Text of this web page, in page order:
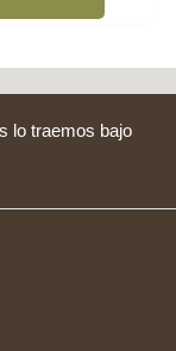
lo traemos bajo